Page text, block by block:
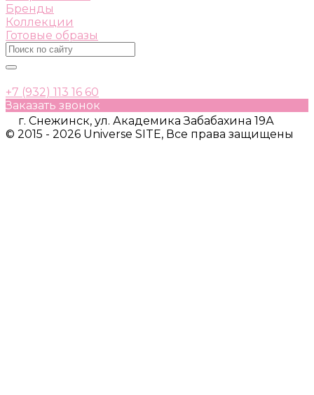
Бренды
Коллекции
Готовые образы
+7 (932) 113 16 60
Заказать звонок
г. Снежинск, ул. Академика Забабахина 19А
© 2015 - 2026 Universe SITE, Все права защищены